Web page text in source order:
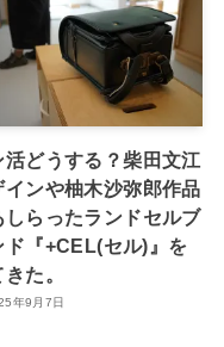
活どうする？柴田文江
インや柚木沙弥郎作品
しらったランドセルブ
ド『+CEL(セル)』を
た。
年9月7日